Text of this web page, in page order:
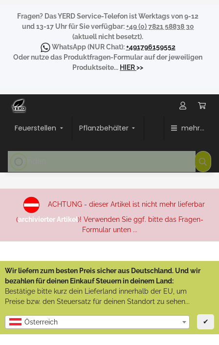
Fragen? Das YERD Service-Telefon ist Werktags von 9-12
und 13-17 Uhr für Sie verfügbar:+49 (0) 7821 58838 30
(aktuell nicht besetzt).
WhatsApp(NUR Chat):+491796159552
Oder nutze das Produktfragen-Formular auf der jeweiligen
Produktseite... HIER>>
Feuerstellen Pflanzbehälter mehr...
ACHTUNG - dieser Artikel ist nicht mehr lieferbar
(archivierter Artikel)! Verwenden Sie ggf. bitte das Fragen-
Formular unten ...
Wir liefern zum besten Preis sicher aus Deutschland. Und wir
bezahlen für deinen Einkauf Steuern in deinem Land:
Bestätige bitte kurz dein Lieferland innerhalb der EU, um
Preise bzw. den Steuersatz für deinen Standort zu sehen...
Österreich ✔